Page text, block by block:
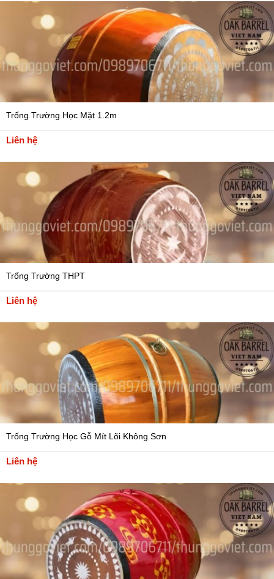
Trống Trường Học Mặt 1.2m
Liên hệ
Trống Trường THPT
Liên hệ
Trống Trường Học Gỗ Mít Lõi Không Sơn
Liên hệ